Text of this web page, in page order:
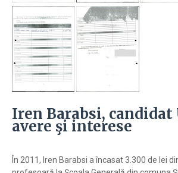
Iren Barabsi, candidat
avere şi interese
În 2011, Iren Barabsi a încasat 3.300 de lei